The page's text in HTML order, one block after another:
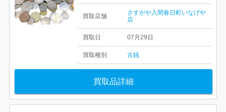
買取店舗
さすがや入間春日町いなげや
店
買取日 07月29日
買取種別 古銭
買取品詳細